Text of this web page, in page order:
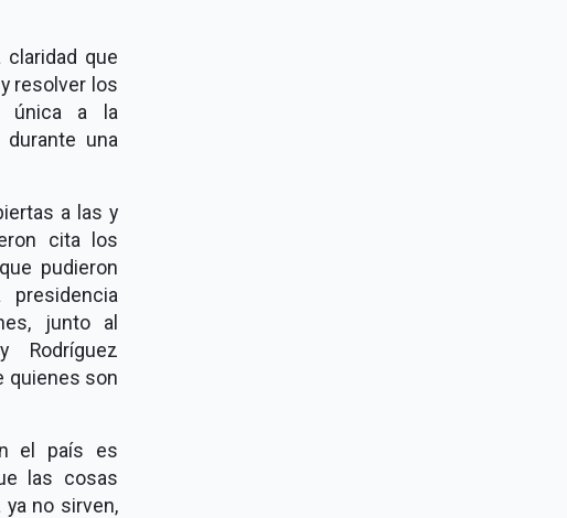
claridad que
resolver los
única a la
durante una
a las y
cita los
pudieron
junto al
Rodríguez
quienes son
el país es
las cosas
no sirven,